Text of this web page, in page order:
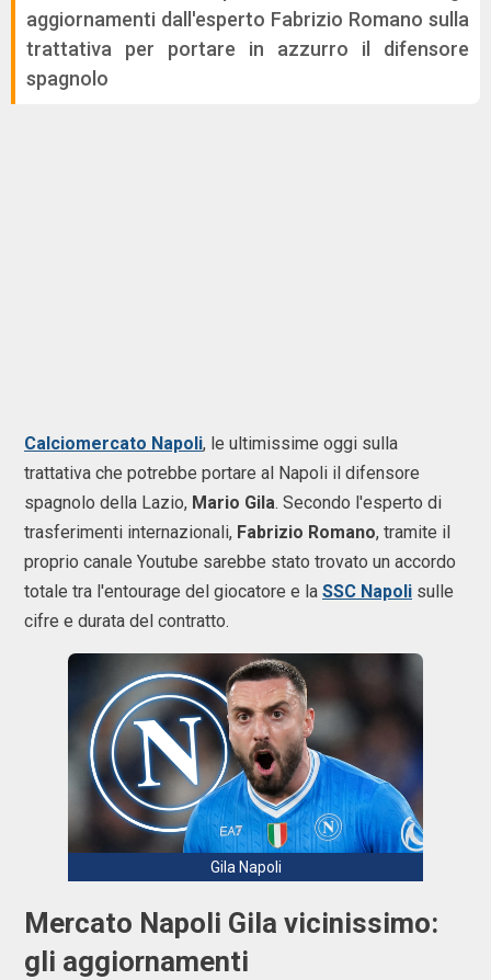
aggiornamenti dall'esperto Fabrizio Romano sulla
trattativa per portare in azzurro il difensore
spagnolo
Calciomercato Napoli, le ultimissime oggi sulla
trattativa che potrebbe portare al Napoli il difensore
spagnolo della Lazio, Mario Gila. Secondo l'esperto di
trasferimenti internazionali, Fabrizio Romano, tramite il
proprio canale Youtube sarebbe stato trovato un accordo
totale tra l'entourage del giocatore e la SSC Napoli sulle
cifre e durata del contratto.
Gila Napoli
Mercato Napoli Gila vicinissimo:
gli aggiornamenti